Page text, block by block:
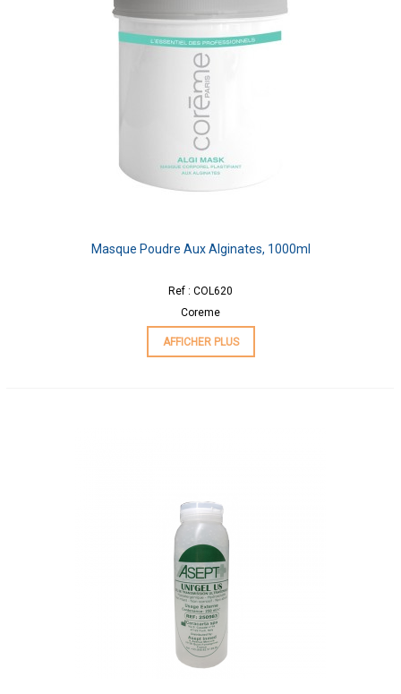
Masque Poudre Aux Alginates, 1000ml
Ref : COL620
Coreme
AFFICHER PLUS